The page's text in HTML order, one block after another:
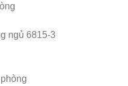
ngủ 6815-3